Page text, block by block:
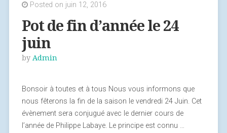
Posted on juin 12, 2016
Pot de fin d’année le 24
juin
by Admin
Bonsoir à toutes et à tous Nous vous informons que
nous fêterons la fin de la saison le vendredi 24 Juin. Cet
évènement sera conjugué avec le dernier cours de
l’année de Philippe Labaye. Le principe est connu …